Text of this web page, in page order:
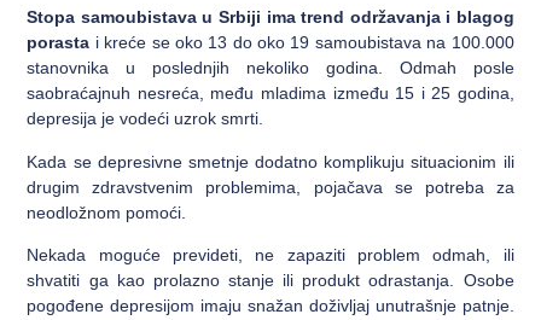
Stopa samoubistava u Srbiji ima trend održavanja i blagog
porasta i kreće se oko 13 do oko 19 samoubistava na 100.000
stanovnika u poslednjih nekoliko godina. Odmah posle
saobraćajnuh nesreća, među mladima između 15 i 25 godina,
depresija je vodeći uzrok smrti.
Kada se depresivne smetnje dodatno komplikuju situacionim ili
drugim zdravstvenim problemima, pojačava se potreba za
neodložnom pomoći.
Nekada moguće prevideti, ne zapaziti problem odmah, ili
shvatiti ga kao prolazno stanje ili produkt odrastanja. Osobe
pogođene depresijom imaju snažan doživljaj unutrašnje patnje.